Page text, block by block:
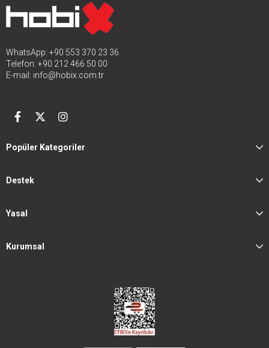
WhatsApp: +90 553 370 23 36
Telefon: +90 212 466 50 00
E-mail: info@hobix.com.tr
Popüler Kategoriler
Destek
Yasal
Kurumsal